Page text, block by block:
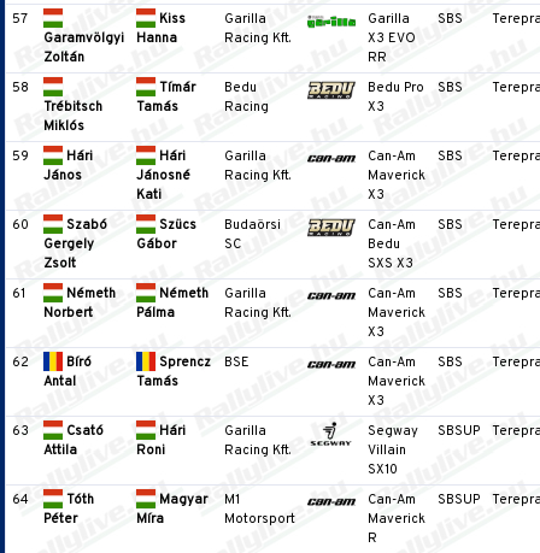
57
Garamvölgyi
Zoltán
Kiss
Hanna
Garilla
Racing Kft.
Garilla
X3 EVO
RR
SBS
58
Trébitsch
Miklós
Tímár
Tamás
Bedu
Racing
Bedu Pro
X3
SBS
59
Hári
János
Hári
Jánosné
Kati
Garilla
Racing Kft.
Can-Am
Maverick
X3
SBS
60
Szabó
Gergely
Zsolt
Szücs
Gábor
Budaörsi
SC
Can-Am
Bedu
SXS X3
SBS
61
Németh
Norbert
Németh
Pálma
Garilla
Racing Kft.
Can-Am
Maverick
X3
SBS
62
Bíró
Antal
Sprencz
Tamás
BSE
Can-Am
Maverick
X3
SBS
63
Csató
Attila
Hári
Roni
Garilla
Racing Kft.
Segway
Villain
SX10
SBSUP
64
Tóth
Péter
Magyar
Míra
M1
Motorsport
Can-Am
Maverick
R
SBSUP